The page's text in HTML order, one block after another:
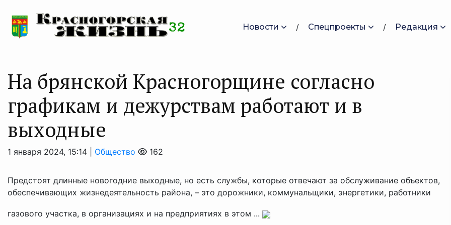
Новости Спецпроекты Редакция
На брянской Красногорщине согласно
графикам и дежурствам работают и в
выходные
1 января 2024, 15:14 | Общество 162
Предстоят длинные новогодние выходные, но есть службы, которые отвечают за обслуживание объектов,
обеспечивающих жизнедеятельность района, – это дорожники, коммунальщики, энергетики, работники
газового участка, в организациях и на предприятиях в этом ...